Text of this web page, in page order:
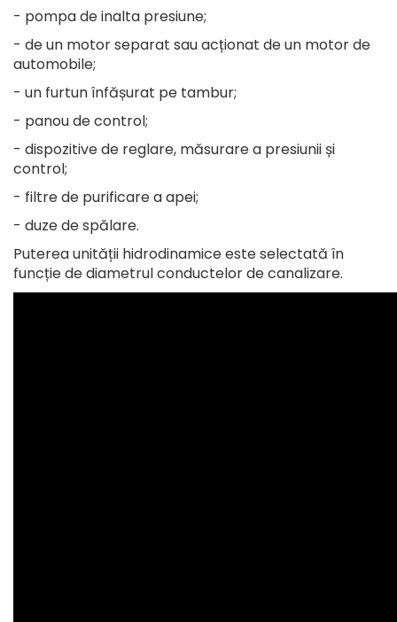
- pompa de inalta presiune;
- de un motor separat sau acționat de un motor de
automobile;
- un furtun înfășurat pe tambur;
- panou de control;
- dispozitive de reglare, măsurare a presiunii și
control;
- filtre de purificare a apei;
- duze de spălare.
Puterea unității hidrodinamice este selectată în
funcție de diametrul conductelor de canalizare.